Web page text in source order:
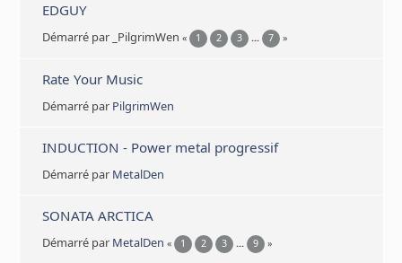
EDGUY
Démarré par _PilgrimWen « 1 2 3 ... 7 »
Rate Your Music
Démarré par PilgrimWen
INDUCTION - Power metal progressif
Démarré par MetalDen
SONATA ARCTICA
Démarré par MetalDen « 1 2 3 ... 9 »